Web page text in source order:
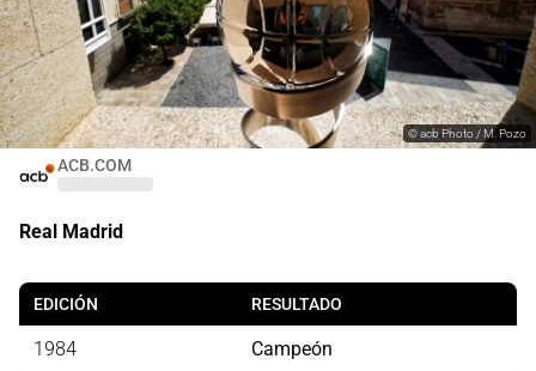
ACB.COM
©acb Photo / M. Pozo
Real Madrid
EDICIÓN RESULTADO
1984 Campeón